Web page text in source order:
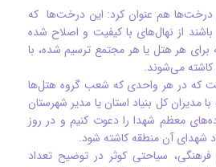
درخت‌ها هم عنوان کرد: این درخت‌ها که
از نهال‌های با کیفیت و اصلاح شده
هر هتل یا هر مجتمع ترسیم شده، با
کاشته می‌شوند.
که در هر واحدی که شعب گروه هتل‌ها
مدیران کل بنیاد استان‌ یا مدیر شهرستان
معظم شهدا را دعوت کنیم و در روز
شهدای آن منطقه کاشته شود.
سیاحتی کوثر در توضیح تعداد